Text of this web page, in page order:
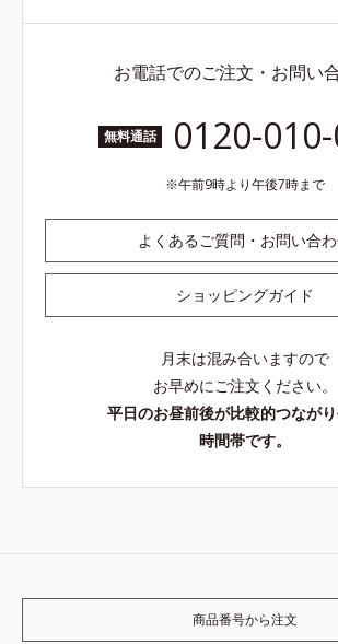
お電話でのご注文・お問い
無料通話 0120-
午前9時より午後7時まで
よくあるご質問・お問い合
ショッピングガイド
月末は混み合いますので
お早めにご注文ください。
平日のお昼前後が比較的つなが
時間帯です。
商品番号から注文